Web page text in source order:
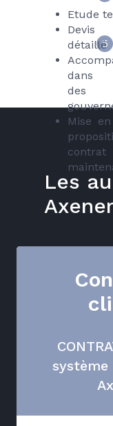
Etude
détaillé
dans
des
Mise
5
Les